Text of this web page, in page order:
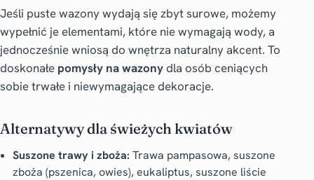
Jeśli puste wazony wydają się zbyt surowe, możemy
wypełnić je elementami, które nie wymagają wody, a
jednocześnie wniosą do wnętrza naturalny akcent. To
doskonałe pomysły na wazonydla osób ceniących
sobie trwałe i niewymagające dekoracje.
Alternatywy dla świeżych kwiatów
Suszone trawy i zboża: Trawa pampasowa, suszone
zboża (pszenica, owies), eukaliptus, suszone liście